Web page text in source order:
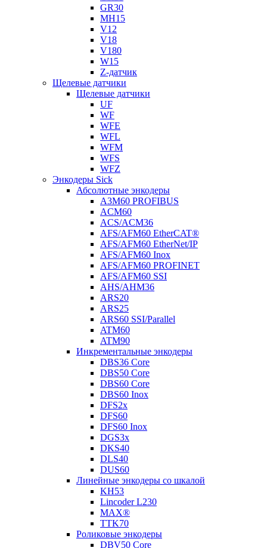
GR30
MH15
V12
V18
V180
W15
Z-датчик
Щелевые датчики
Щелевые датчики
UF
WF
WFE
WFL
WFM
WFS
WFZ
Энкодеры Sick
Абсолютные энкодеры
A3M60 PROFIBUS
ACM60
ACS/ACM36
AFS/AFM60 EtherCAT®
AFS/AFM60 EtherNet/IP
AFS/AFM60 Inox
AFS/AFM60 PROFINET
AFS/AFM60 SSI
AHS/AHM36
ARS20
ARS25
ARS60 SSI/Parallel
ATM60
ATM90
Инкрементальные энкодеры
DBS36 Core
DBS50 Core
DBS60 Core
DBS60 Inox
DFS2x
DFS60
DFS60 Inox
DGS3x
DKS40
DLS40
DUS60
Линейные энкодеры со шкалой
KH53
Lincoder L230
MAX®
TTK70
Роликовые энкодеры
DBV50 Core